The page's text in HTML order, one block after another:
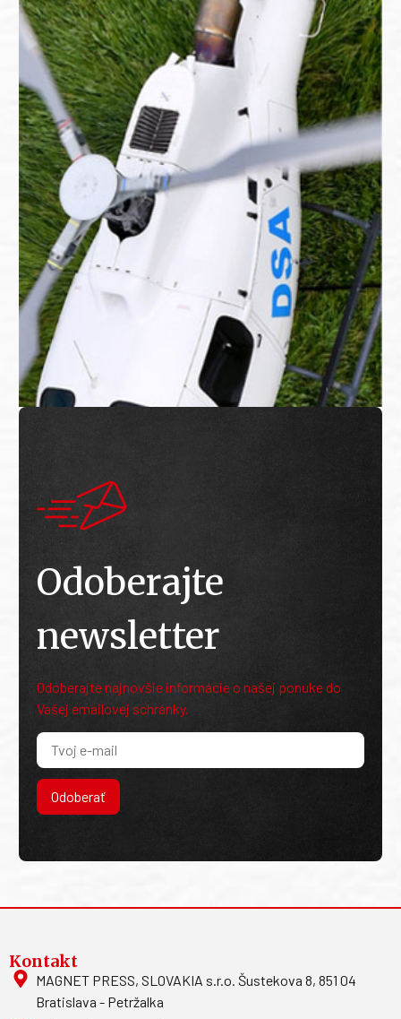
Odoberajte
newsletter
Odoberajte najnovšie informácie o našej ponuke do
Vašej emailovej schránky.
Odoberať
Kontakt
MAGNET PRESS, SLOVAKIA s.r.o. Šustekova 8, 851 04
Bratislava - Petržalka